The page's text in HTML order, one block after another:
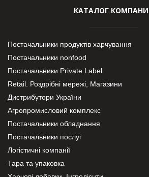
КАТАЛОГ
Постачальники продуктів харчування
Постачальники nonfood
Постачальники Private Label
Retail. Роздрібні мережі, Магазини
Дистрибутори України
Агропромисловий комплекс
Постачальники обладнання
Постачальники послуг
Логістичні компанії
Тара та упаковка